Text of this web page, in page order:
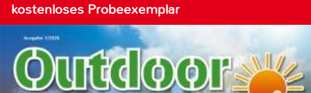
kostenloses Probeexemplar